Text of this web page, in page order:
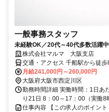
一般事務スタッフ
未経験OK／20代～40代多数活躍
株式会社マルマ 大阪支店
交通・アクセス 千船駅から徒歩
月給241,000円～260,000円
大阪府大阪市西淀川区
勤務時間詳細 実働時間：1日あ
り21日 8：00～17：00（実働
仕事内容 【この求人のポイン